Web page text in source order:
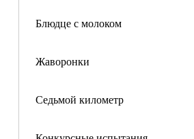
Блюдце с молоком
Жаворонки
Седьмой километр